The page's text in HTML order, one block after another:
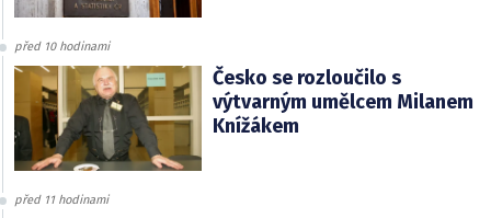
před 10 hodinami
Česko se rozloučilo s
výtvarným umělcem Milanem
Knížákem
před 11 hodinami